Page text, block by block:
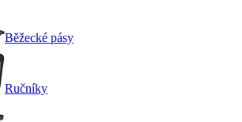
Běžecké pásy
Ručníky